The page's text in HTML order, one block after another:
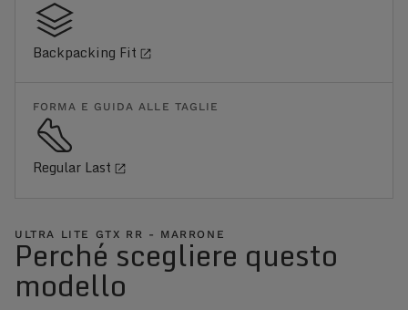
Backpacking Fit
FORMA E GUIDA ALLE TAGLIE
Regular Last
ULTRA LITE GTX RR - MARRONE
Perché scegliere questo
modello